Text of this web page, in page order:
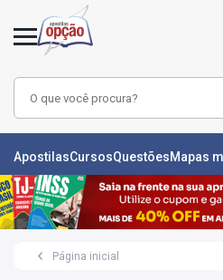
ApostilasCursosQuestõesMapas
Página inicial